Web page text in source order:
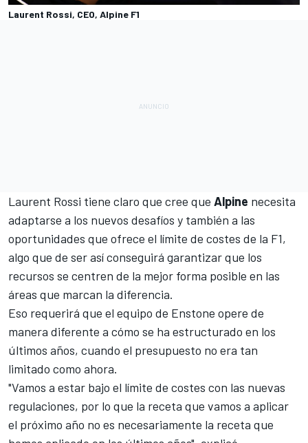
Laurent Rossi, CEO, Alpine F1
Laurent Rossi tiene claro que cree que Alpine necesita
adaptarse a los nuevos desafíos y también a las
oportunidades que ofrece el límite de costes de la F1,
algo que de ser así conseguirá garantizar que los
recursos se centren de la mejor forma posible en las
áreas que marcan la diferencia.
Eso requerirá que el equipo de Enstone opere de
manera diferente a cómo se ha estructurado en los
últimos años, cuando el presupuesto no era tan
limitado como ahora.
"Vamos a estar bajo el límite de costes con las nuevas
regulaciones, por lo que la receta que vamos a aplicar
el próximo año no es necesariamente la receta que